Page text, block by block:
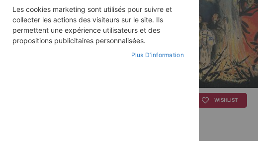
WISHLIST
Les cookies marketing sont utilisés pour suivre et
collecter les actions des visiteurs sur le site. Ils
permettent une expérience utilisateurs et des
propositions publicitaires personnalisées.
Plus D’information